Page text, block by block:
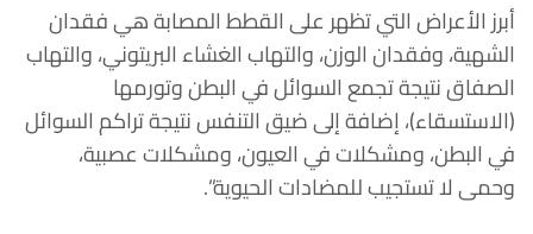
أبرز الأعراض التي تظهر على القطط المصابة هي فقدان
الشهية، وفقدان الوزن، والتهاب الغشاء البريتوني، والتهاب
الصفاق نتيجة تجمع السوائل في البطن وتورمها
(الاستسقاء)، إضافة إلى ضيق التنفس نتيجة تراكم السوائل
في البطن، ومشكلات في العيون، ومشكلات عصبية،
وحمى لا تستجيب للمضادات الحيوية”.